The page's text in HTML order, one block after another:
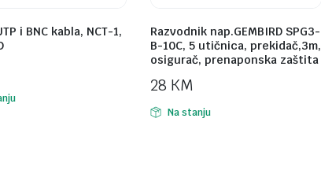
i BNC kabla, NCT-1,
Razvodnik nap.GEMBIRD SPG3-
B-10C, 5 utičnica, prekidač,3m,
osigurač, prenaponska zaštita
28 KM
Na stanju